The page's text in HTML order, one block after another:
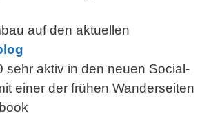
auf den aktuellen
sehr aktiv in den neuen Social-
einer der frühen Wanderseiten